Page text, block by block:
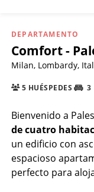
DEPARTAMENTO
Comfort -
Milan, Lombardy,
5 HUÉSPEDES 3
Bienvenido a
de cuatro
un edificio con
espacioso
perfecto para